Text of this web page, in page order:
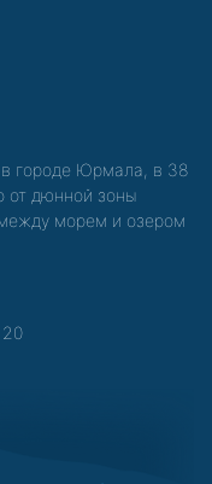
городе Юрмала, в 38
от дюнной зоны
морем и озером
20